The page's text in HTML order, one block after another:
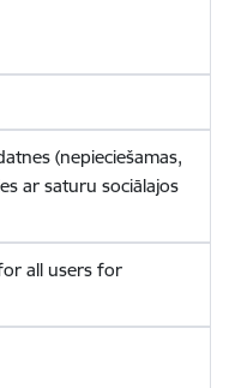
(nepieciešamas,
ar saturu sociālajos
all users for